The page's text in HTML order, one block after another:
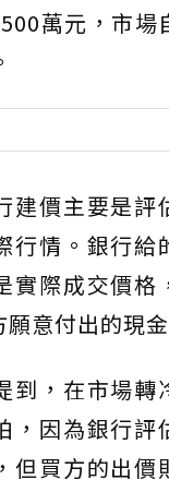
萬元，市場
建價主要是評
行情。銀行給
實際成交價格
意付出的現金
到，在市場轉
，因為銀行評
但買方的出價